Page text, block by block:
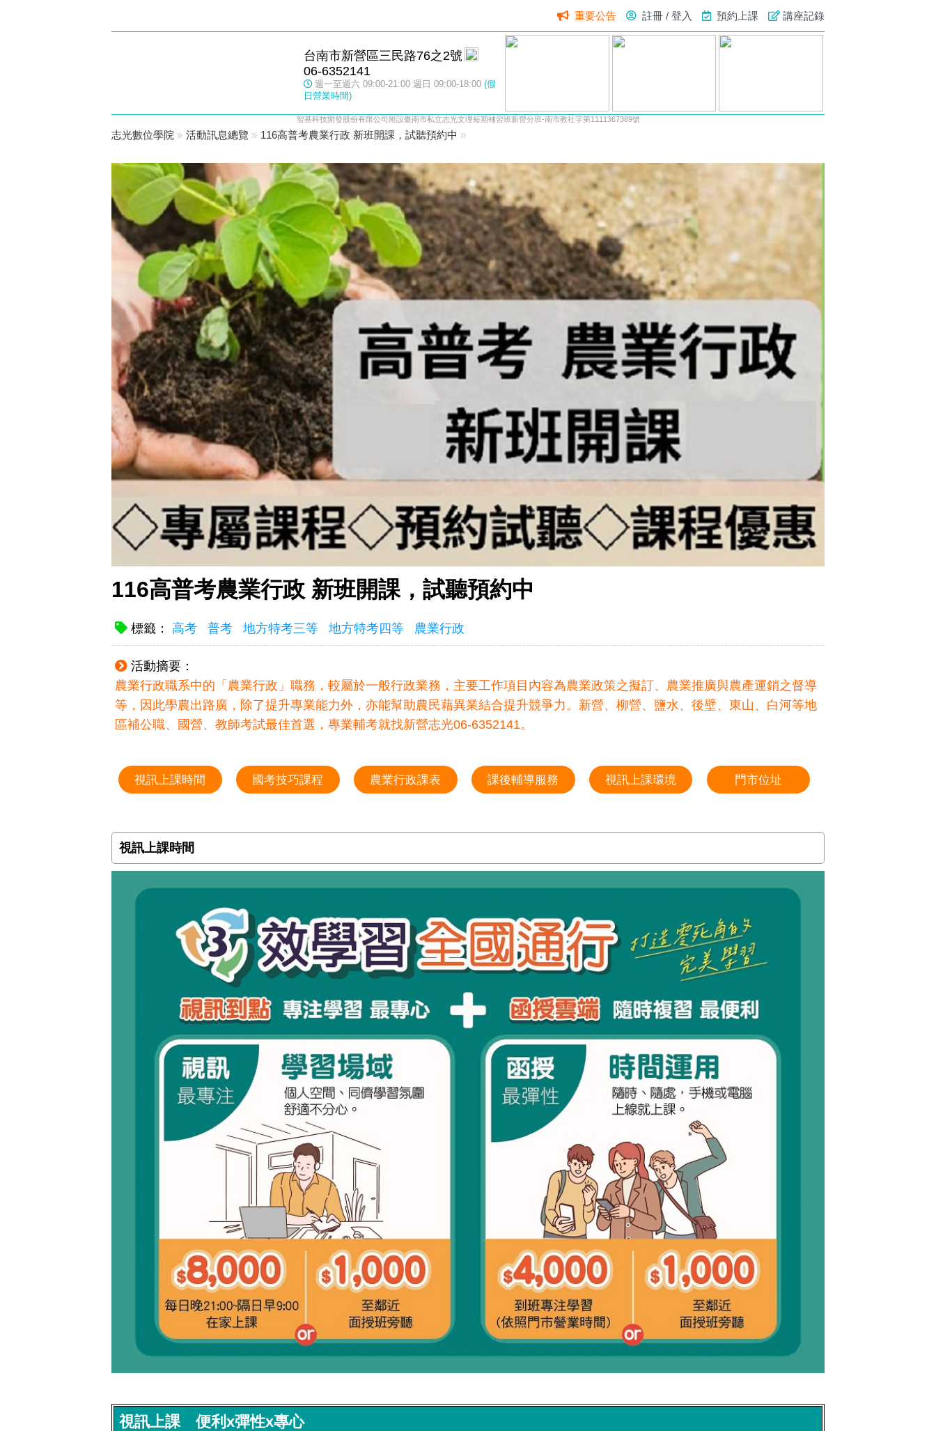
重要公告 註冊 / 登入 預約上課 講座記錄
台南市新營區三民路76之2號
06-6352141
週一至週六 09:00-21:00 週日 09:00-18:00 (假
日營業時間)
智基科技開發股份有限公司附設臺南市私立志光文理短期補習班新營分班-南市教社字第1111367389號
志光數位學院 » 活動訊息總覽 » 116高普考農業行政 新班開課，試聽預約中 »
116高普考農業行政 新班開課，試聽預約中
標籤： 高考 普考 地方特考三等 地方特考四等 農業行政
活動摘要：
農業行政職系中的「農業行政」職務，較屬於一般行政業務，主要工作項目內容為農業政策之擬訂、農業推廣與農產運銷之督導
等，因此學農出路廣，除了提升專業能力外，亦能幫助農民藉異業結合提升競爭力。新營、柳營、鹽水、後壁、東山、白河等地
區補公職、國營、教師考試最佳首選，專業輔考就找新營志光06-6352141。
視訊上課時間 國考技巧課程 農業行政課表 課後輔導服務 視訊上課環境 門市位址
視訊上課時間
視訊上課 便利 x彈性x專心